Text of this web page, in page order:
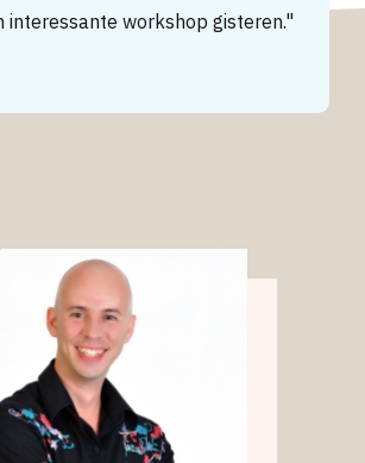
interessante workshop gisteren."